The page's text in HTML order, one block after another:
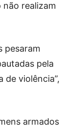
não realizam
pesaram
pela
de violência”,
armados